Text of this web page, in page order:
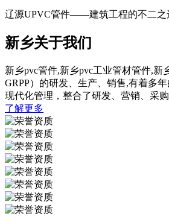
辽源UPVC管件——建筑工程的不二之
新乡关于我们
新乡pvc管件,新乡pvc工业管材管件,新
GRPP）的研发、生产、销售,有着多
现代化管理，整合了研发、营销、采
了解更多